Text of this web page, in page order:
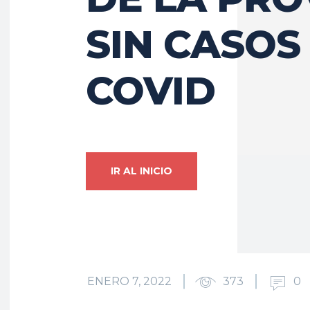
SIN
COVID
IR AL INICIO
ENERO 7, 2022 373 0